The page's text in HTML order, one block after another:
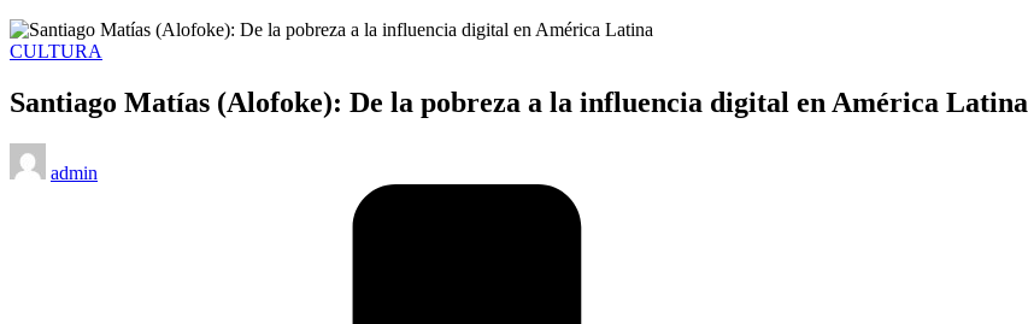
Publicado
CULTURA
Santiago Matías (Alofoke): De la pobreza a la influencia digital en América Latina
Publicado
por
admin